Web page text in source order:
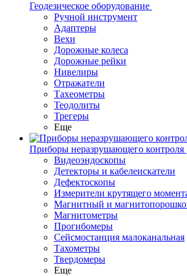
Геодезическое оборудование
Ручной инструмент
Адаптеры
Вехи
Дорожные колеса
Дорожные рейки
Нивелиры
Отражатели
Тахеометры
Теодолиты
Трегеры
Еще
Приборы неразрушающего контроля
Видеоэндоскопы
Детекторы и кабелеискатели
Дефектоскопы
Измерители крутящего
Магнитный и
Магнитометры
Прогибомеры
Сейсмостанция малоканальная
Тахометры
Твердомеры
Еще